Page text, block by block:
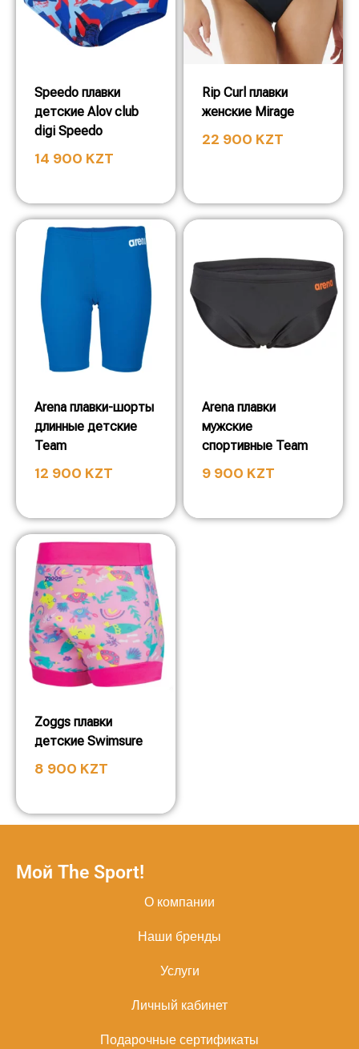
Speedo плавки
детские Alov club
digi Speedo
14 900 KZT
Rip Curl плавки
женские Mirage
22 900 KZT
Arena плавки-шорты
длинные детские
Team
12 900 KZT
Arena плавки
мужские
спортивные Team
9 900 KZT
Zoggs плавки
детские Swimsure
8 900 KZT
Мой The Sport!
О компании
Наши бренды
Услуги
Личный кабинет
Подарочные сертификаты